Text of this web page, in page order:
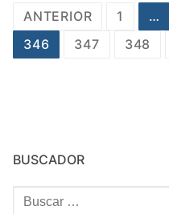
Paginación
de
entradas
ANTERIOR 1 …
346
347 348
BUSCADOR
Buscar: